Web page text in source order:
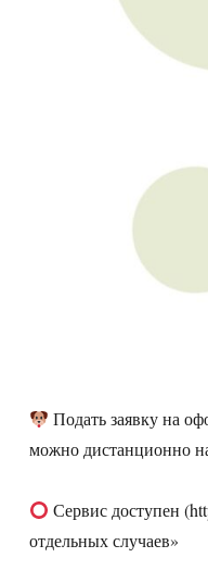
Подать заявку на
можно дистанционно
Сервис доступен
отдельных случаев»